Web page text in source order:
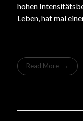
hohen
Leben, hat mal
Read More